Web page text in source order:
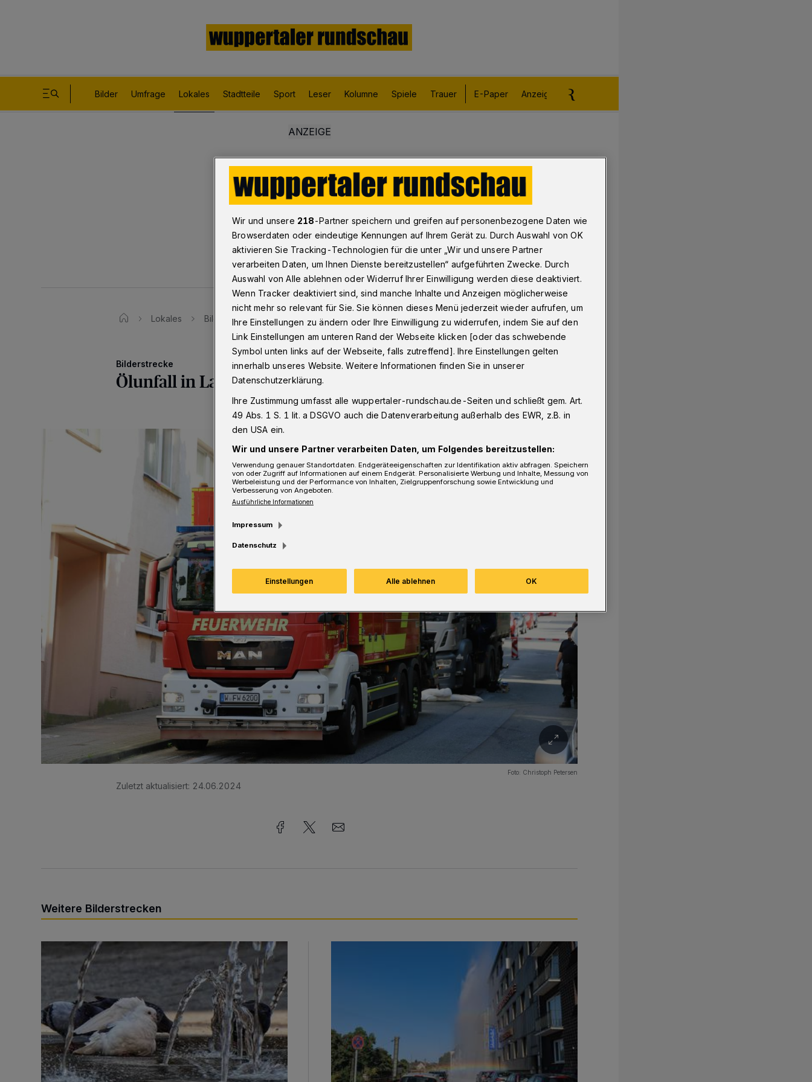
Bilder Umfrage Lokales Stadtteile Sport Leser Kolumne Spiele Trauer E-Paper Anzeigen aufgeben
Lokales Bilder: Ölunfall mit Lkw in Wuppertal-Langerfeld​
Bilderstrecke
Ölunfall in Langerfeld
1/21
Foto: Christoph Petersen
Zuletzt aktualisiert: 24.06.2024
Weitere Bilderstrecken
Sommer in der Elberfelder City
Wir und unsere 218-Partner speichern und greifen auf personenbezogene Daten wie
Browserdaten oder eindeutige Kennungen auf Ihrem Gerät zu. Durch Auswahl von OK
aktivieren Sie Tracking-Technologien für die unter „Wir und unsere Partner
verarbeiten Daten, um Ihnen Dienste bereitzustellen“ aufgeführten Zwecke. Durch
Auswahl von Alle ablehnen oder Widerruf Ihrer Einwilligung werden diese deaktiviert.
Wenn Tracker deaktiviert sind, sind manche Inhalte und Anzeigen möglicherweise
nicht mehr so relevant für Sie. Sie können dieses Menü jederzeit wieder aufrufen, um
Ihre Einstellungen zu ändern oder Ihre Einwilligung zu widerrufen, indem Sie auf den
Link Einstellungen am unteren Rand der Webseite klicken [oder das schwebende
Symbol unten links auf der Webseite, falls zutreffend]. Ihre Einstellungen gelten
innerhalb unseres Website. Weitere Informationen finden Sie in unserer
Datenschutzerklärung.
Ihre Zustimmung umfasst alle wuppertaler-rundschau.de-Seiten und schließt gem. Art.
49 Abs. 1 S. 1 lit. a DSGVO auch die Datenverarbeitung außerhalb des EWR, z.B. in
den USA ein.
Wir und unsere Partner verarbeiten Daten, um Folgendes bereitzustellen:
Verwendung genauer Standortdaten. Endgeräteeigenschaften zur Identifikation aktiv abfragen. Speichern
von oder Zugriff auf Informationen auf einem Endgerät. Personalisierte Werbung und Inhalte, Messung von
Werbeleistung und der Performance von Inhalten, Zielgruppenforschung sowie Entwicklung und
Verbesserung von Angeboten.
Ausführliche Informationen
Impressum
Datenschutz
Einstellungen Alle ablehnen OK